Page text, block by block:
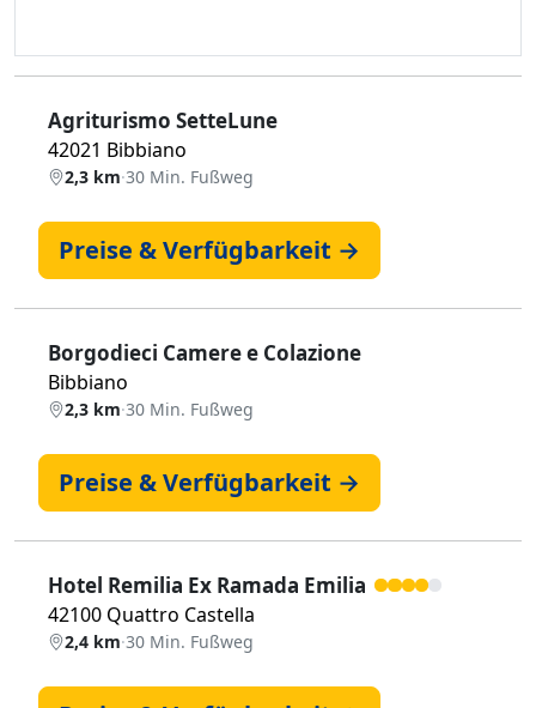
Agriturismo SetteLune
42021 Bibbiano
2,3 km·30 Min. Fußweg
Preise & Verfügbarkeit →
Borgodieci Camere e Colazione
Bibbiano
2,3 km·30 Min. Fußweg
Preise & Verfügbarkeit →
Hotel Remilia Ex Ramada Emilia
42100 Quattro Castella
2,4 km·30 Min. Fußweg